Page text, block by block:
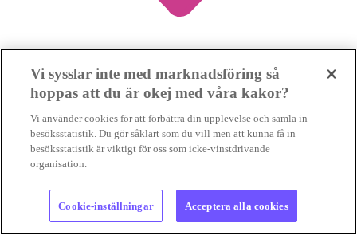
Dålig affär att ersätta utsläppsminskningar i EU
med klimatkrediter
UTSLÄPPSHANDEL
minskar omställningstrycket inom unionen...
UTSLÄPPSHANDELDet är inte fel när EU finansiera
klimatinsatser i andra delar av...
Vi sysslar inte med marknadsföring så
hoppas att du är okej med våra kakor?
Vi använder cookies för att förbättra din upplevelse och samla in
besöksstatistik. Du gör såklart som du vill men att kunna få in
besöksstatistik är viktigt för oss som icke-vinstdrivande
organisation.
Cookie-inställningar Acceptera alla cookies